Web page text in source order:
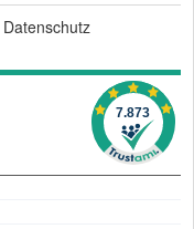
Datenschutz